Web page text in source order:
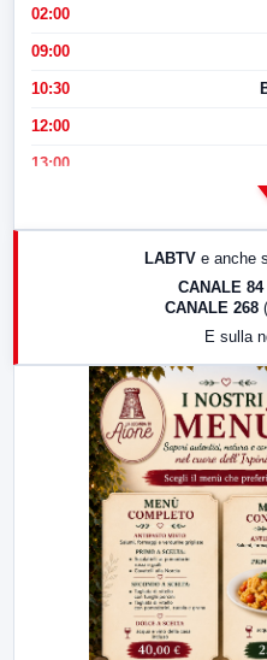
02:00
09:00
10:30
12:00
13:00
LABTV e anche
CANALE 84
CANALE 268
E sulla